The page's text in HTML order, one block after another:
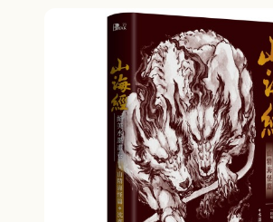
商業財經 (100)
親子教養 (13)
人文史哲 (73)
【2套7折】高寶小說系列全圖鑑書展
【66折】高寶小說系列全圖鑑書展